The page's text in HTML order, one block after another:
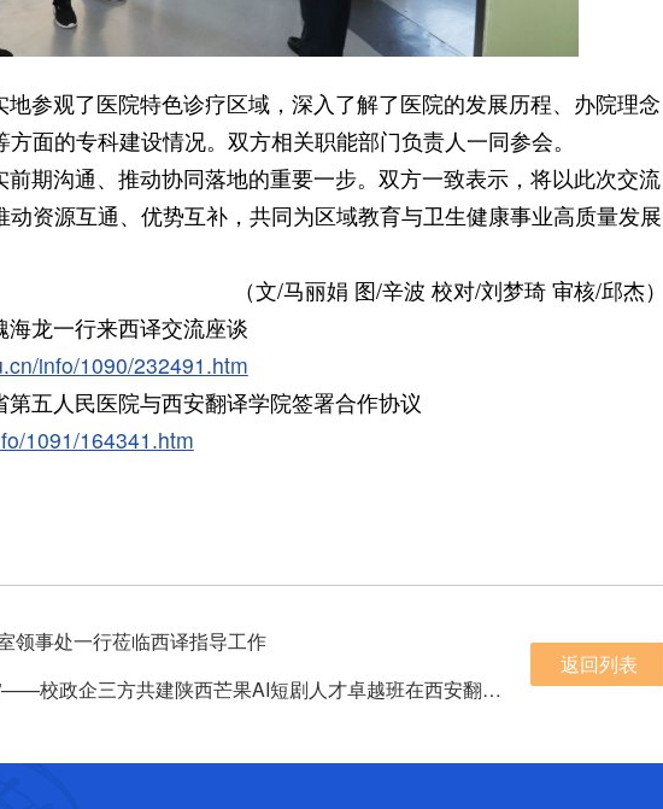
参观了医院特色诊疗区域，深入了解了医院的发展历程、办院理念
面的专科建设情况。双方相关职能部门负责人一同参会。
期沟通、推动协同落地的重要一步。双方一致表示，将以此次交流
资源互通、优势互补，共同为区域教育与卫生健康事业高质量发展
（文/马丽娟 图/辛波 校对/刘梦琦 审核/邱杰）
龙一行来西译交流座谈
info/1090/232491.htm
五人民医院与西安翻译学院签署合作协议
1091/164341.htm
返回列表
领事处一行莅临西译指导工作
下一条：从“基地挂牌”到“人才落地”——校政企三方共建陕西芒果AI短剧人才卓越班在西安翻译学院正式开班